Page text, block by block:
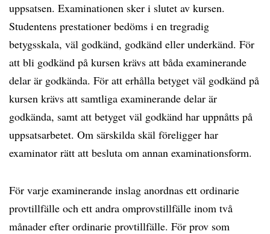
uppsatsen. Examinationen sker i slutet av kursen.
Studentens prestationer bedöms i en tregradig
betygsskala, väl godkänd, godkänd eller underkänd. För
att bli godkänd på kursen krävs att båda examinerande
delar är godkända. För att erhålla betyget väl godkänd på
kursen krävs att samtliga examinerande delar är
godkända, samt att betyget väl godkänd har uppnåtts på
uppsatsarbetet. Om särskilda skäl föreligger har
examinator rätt att besluta om annan examinationsform.
För varje examinerande inslag anordnas ett ordinarie
provtillfälle och ett andra omprovstillfälle inom två
månader efter ordinarie provtillfälle. För prov som